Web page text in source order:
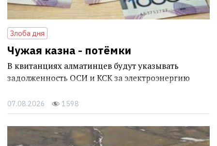
Злоба дня
Чужая казна - потёмки
В квитанциях алматинцев будут указывать
задолженность ОСИ и КСК за электроэнергию
07.08.2026 1598